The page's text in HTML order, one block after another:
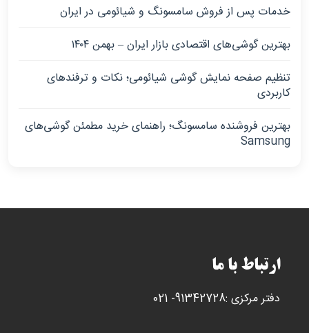
خدمات پس از فروش سامسونگ و شیائومی در ایران
بهترین گوشی‌های اقتصادی بازار ایران – بهمن ۱۴۰۴
تنظیم صفحه نمایش گوشی شیائومی؛ نکات و ترفندهای
کاربردی
بهترین فروشنده سامسونگ؛ راهنمای خرید مطمئن گوشی‌های
Samsung
ارتباط با ما
دفتر مرکزی :91342728- 021